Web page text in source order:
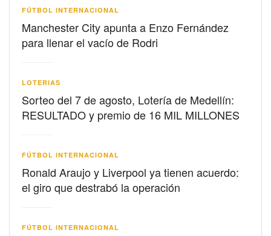
FÚTBOL INTERNACIONAL
Manchester City apunta a Enzo Fernández
para llenar el vacío de Rodri
LOTERIAS
Sorteo del 7 de agosto, Lotería de Medellín:
RESULTADO y premio de 16 MIL MILLONES
FÚTBOL INTERNACIONAL
Ronald Araujo y Liverpool ya tienen acuerdo:
el giro que destrabó la operación
FÚTBOL INTERNACIONAL